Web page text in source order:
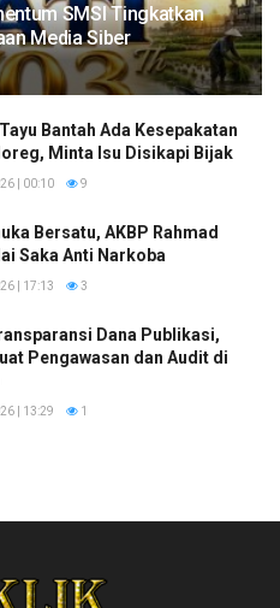
SMSI Tingkatkan
Media Siber
Bantah Ada Kesepakatan
Minta Isu Disikapi Bijak
| 00:10 9
Bersatu, AKBP Rahmad
Saka Anti Narkoba
| 17:13 3
Dana Publikasi,
Pengawasan dan Audit di
| 13:29 1